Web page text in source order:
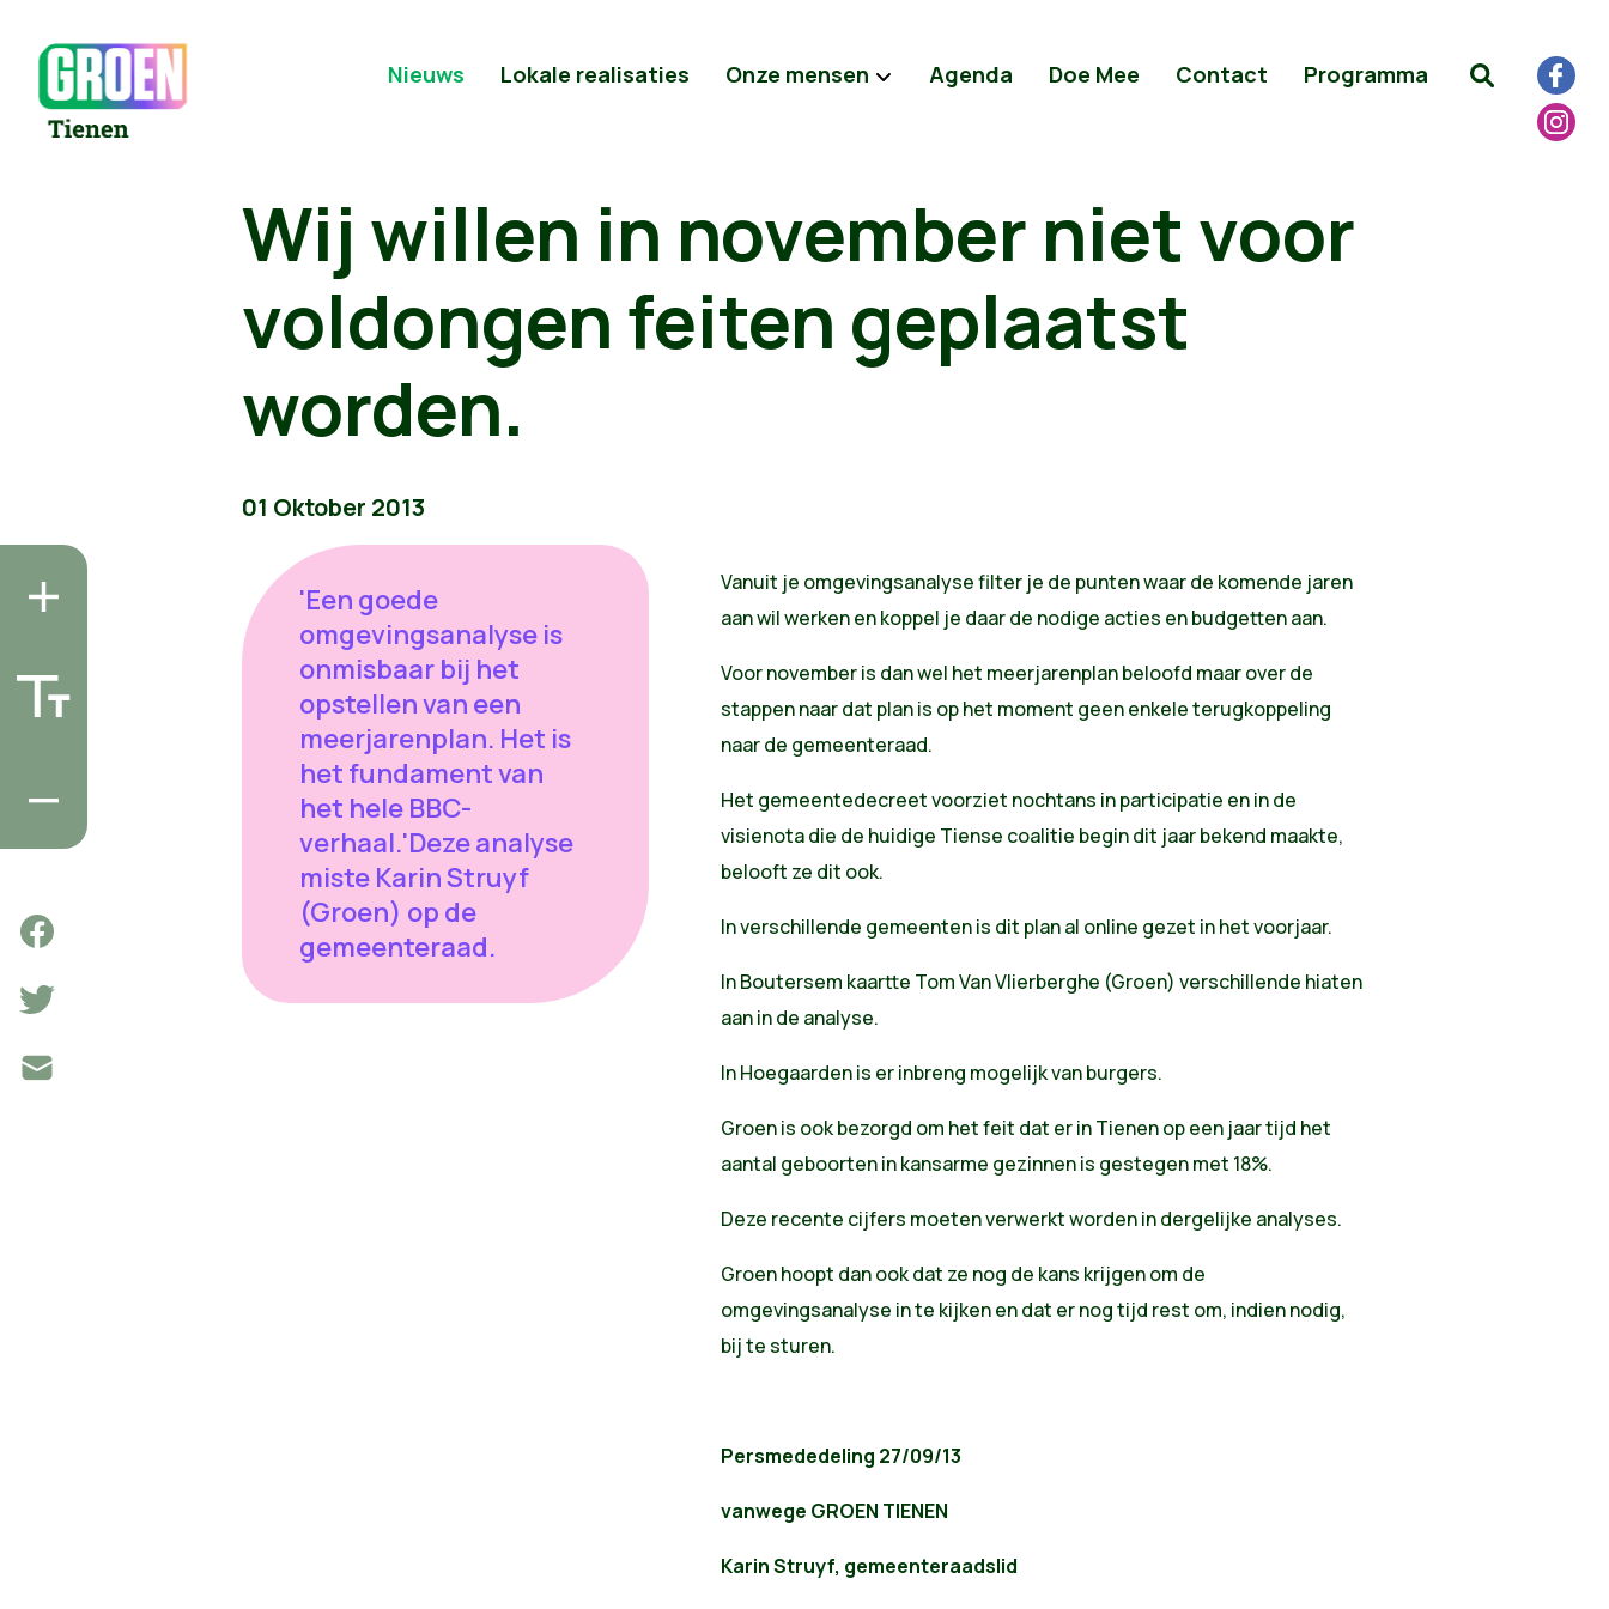
Nieuws Lokale realisaties Onze mensen Agenda Doe Mee Contact Programma
Wij willen in november niet voor
voldongen feiten geplaatst
worden.
01 Oktober 2013
'Een goede
omgevingsanalyse is
onmisbaar bij het
opstellen van een
meerjarenplan. Het is
het fundament van
het hele BBC-
verhaal.'Deze analyse
miste Karin Struyf
(Groen) op de
gemeenteraad.
Vanuit je omgevingsanalyse filter je de punten waar de komende jaren
aan wil werken en koppel je daar de nodige acties en budgetten aan.
Voor november is dan wel het meerjarenplan beloofd maar over de
stappen naar dat plan is op het moment geen enkele terugkoppeling
naar de gemeenteraad.
Het gemeentedecreet voorziet nochtans in participatie en in de
visienota die de huidige Tiense coalitie begin dit jaar bekend maakte,
belooft ze dit ook.
In verschillende gemeenten is dit plan al online gezet in het voorjaar.
In Boutersem kaartte Tom Van Vlierberghe (Groen) verschillende hiaten
aan in de analyse.
In Hoegaarden is er inbreng mogelijk van burgers.
Groen is ook bezorgd om het feit dat er in Tienen op een jaar tijd het
aantal geboorten in kansarme gezinnen is gestegen met 18%.
Deze recente cijfers moeten verwerkt worden in dergelijke analyses.
Groen hoopt dan ook dat ze nog de kans krijgen om de
omgevingsanalyse in te kijken en dat er nog tijd rest om, indien nodig,
bij te sturen.
Persmededeling 27/09/13
vanwege GROEN TIENEN
Karin Struyf, gemeenteraadslid